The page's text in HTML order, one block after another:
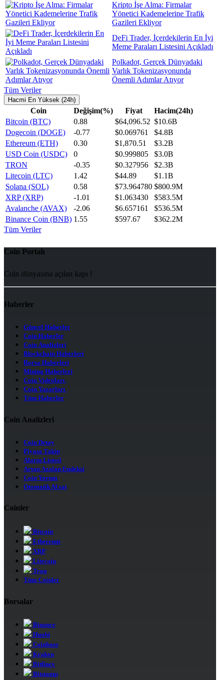
Kripto İşe Alma: Firmalar
Yönetici Kademelerine Trafik
Gazileri Ekliyor
DeFi Trader, İçerdekilerin En İyi
Meme Paraları Listesini Açıkladı
Polkadot, Gerçek Dünyadaki
Varlık Tokenizasyonunda
Önemli Adımlar Atıyor
Tüm Veriler
Hacmi En Yüksek (24h)
Coin Değişim(%) Fiyat
Hacim(24h)
Bitcoin (BTC)
0.88 $64,096.52 $10.6B
Dogecoin (DOGE)
-0.77 $0.069761
$4.8B
Ethereum (ETH)
0.30 $1,870.51
$3.2B
USD Coin (USDC)
0 $0.999805
$3.0B
TRON
-0.35 $0.327956
$2.3B
Litecoin (LTC)
1.42 $44.89
$1.1B
Solana (SOL)
0.58 $73.964780 $800.9M
XRP (XRP)
-1.01 $1.063430
$583.5M
Avalanche (AVAX)
-2.06 $6.657161
$536.5M
Binance Coin (BNB) 1.55 $597.67
$362.2M
Tüm Veriler
Coin Portalı
Coin dünyasına açılan kapı !
Haberler
Güncel Haberler
Coin Haberler
Coin Analizleri
Blockchain Haberleri
Borsa Haberleri
Mining Haberleri
Coin Videoları
Coin Yazarları
Tüm Haberler
Coin Analizleri
Coin Detay
Piyasa Takip
Alarm Listesi
Artan Azalan Endeksi
Coin Yorum
Otomatik Al sat
Coinler
Bitcoin
Ethereum
XRP
Litecoin
Tron
Tüm Coinler
Borsalar
Binance
Huobi
Coinbase
Kraken
Bitfinex
Bitstamp